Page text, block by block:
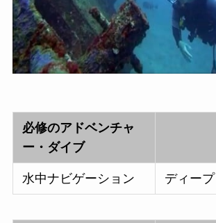
必修のアドベンチャ
ー・ダイブ
水中ナビゲーション ディープ